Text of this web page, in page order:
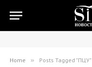
Home » Posts Tagged "ПЦУ"